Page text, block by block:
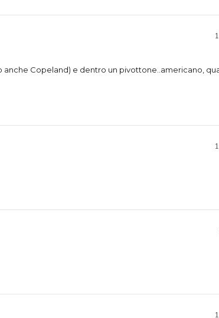
Copeland) e dentro un pivottone..americano,